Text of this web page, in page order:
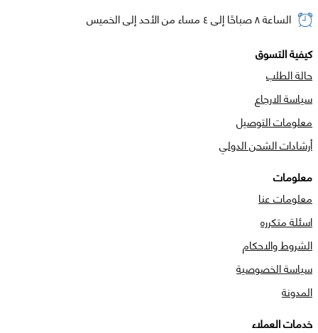
الساعة ٨ صباحًا إلى ٤ مساء من الأحد إلى الخميس
كيفية التسوق
حالة الطلب
سياسة الارجاع
معلومات التوصيل
أرشادات الشحن الدولي
معلومات
معلومات عنا
اسئلة متكرره
الشروط والاحكام
سياسة الخصوصية
المدونة
خدمات العملاء